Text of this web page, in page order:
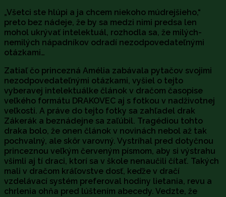
„Všetci ste hlúpi a ja chcem niekoho múdrejšieho,“
preto bez nádeje, že by sa medzi nimi predsa len
mohol ukrývať intelektuál, rozhodla sa, že milých-
nemilých nápadníkov odradí nezodpovedateľnými
otázkami…
Zatiaľ čo princezná Amélia zabávala pytačov svojimi
nezodpovedateľnými otázkami, vyšiel o tejto
vyberavej intelektuálke článok v dračom časopise
veľkého formátu DRAKOVEC aj s fotkou v nadživotnej
veľkosti. A práve do tejto fotky sa zahľadel drak
Zákerák a beznádejne sa zaľúbil. Tragédiou tohto
draka bolo, že onen článok v novinách nebol až tak
pochvalný, ale skôr varovný. Vystríhal pred dotyčnou
princeznou veľkým červeným písmom, aby si výstrahu
všimli aj tí draci, ktorí sa v škole nenaučili čítať. Takých
mali v dračom kráľovstve dosť, keďže v dračí
vzdelávací systém preferoval hodiny lietania, revu a
chrlenia ohňa pred lúštením abecedy. Vedzte, že